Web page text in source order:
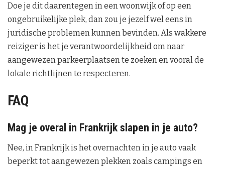
Doe je dit daarentegen in een woonwijk of op een
ongebruikelijke plek, dan zou je jezelf wel eens in
juridische problemen kunnen bevinden. Als wakkere
reiziger is het je verantwoordelijkheid om naar
aangewezen parkeerplaatsen te zoeken en vooral de
lokale richtlijnen te respecteren.
FAQ
Mag je overal in Frankrijk slapen in je auto?
Nee, in Frankrijk is het overnachten in je auto vaak
beperkt tot aangewezen plekken zoals campings en